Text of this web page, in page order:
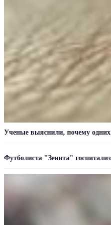
Ученые выяснили, почему
Футболиста "Зенита"